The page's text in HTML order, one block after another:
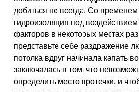
добиться не всегда. Со временем
гидроизоляция под
факторов в некоторых местах
представьте себе раздражение
потолка вдруг начинала капать
заключалась в том, что
определить место протечки, и